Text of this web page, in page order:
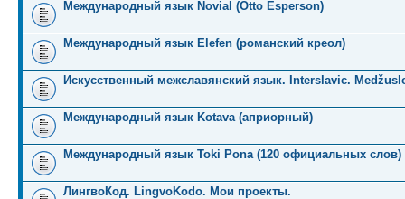
Международный язык Novial (Otto Esperson)
Международный язык Elefen (романский креол)
Искусственный межславянский язык. Interslavic.
Международный язык Kotava (априорный)
Международный язык Toki Pona (120 официальных слов)
ЛингвоКод. LingvoKodo. Мои проекты.